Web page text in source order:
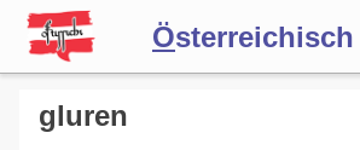
Österreichisch
Wörterbuch
gluren